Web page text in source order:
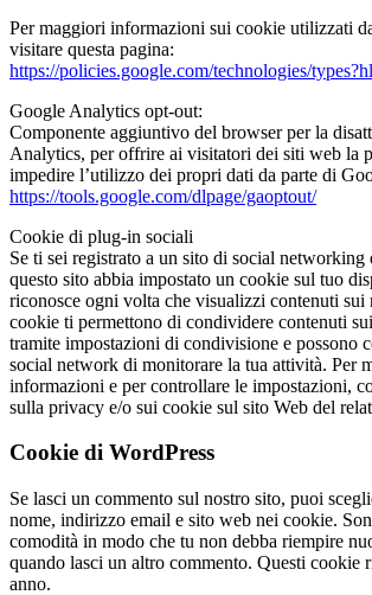
Per maggiori informazioni sui cookie utilizzati
visitare questa pagina:
https://policies.google.com/technologies/
Google Analytics opt-out:
Componente aggiuntivo del browser per la
Analytics, per offrire ai visitatori dei siti web la
impedire l’utilizzo dei propri dati da parte di
https://tools.google.com/dlpage/gaoptout/
Cookie di plug-in sociali
Se ti sei registrato a un sito di social networking
questo sito abbia impostato un cookie sul tuo
riconosce ogni volta che visualizzi contenuti sui
cookie ti permettono di condividere contenuti
tramite impostazioni di condivisione e possono
social network di monitorare la tua attività. Per
informazioni e per controllare le impostazioni,
sulla privacy e/o sui cookie sul sito Web del
Cookie di WordPress
Se lasci un commento sul nostro sito, puoi
nome, indirizzo email e sito web nei cookie.
comodità in modo che tu non debba riempire
quando lasci un altro commento. Questi cookie
anno.